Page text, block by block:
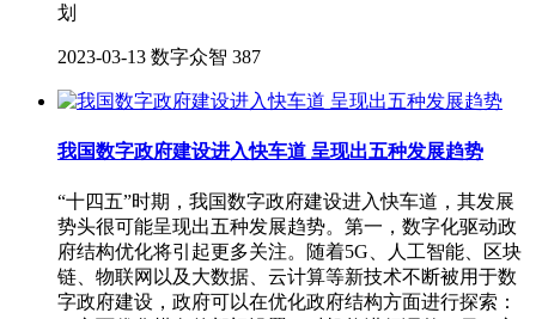
划
2023-03-13 数字众智 387
我国数字政府建设进入快车道 呈现出五种发展趋势
“十四五”时期，我国数字政府建设进入快车道，其发展
势头很可能呈现出五种发展趋势。第一，数字化驱动政
府结构优化将引起更多关注。随着5G、人工智能、区块
链、物联网以及大数据、云计算等新技术不断被用于数
字政府建设，政府可以在优化政府结构方面进行探索：